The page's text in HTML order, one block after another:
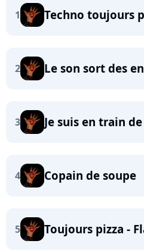
1 Techno toujours
2 Le son sort des
3 Je suis en train
4 Copain de soupe
5 Toujours pizza -